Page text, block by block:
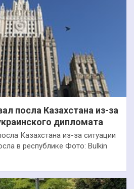
посла Казахстана из-за
дипломата
Казахстана из-за ситуации
в республике Фото: Bulkin